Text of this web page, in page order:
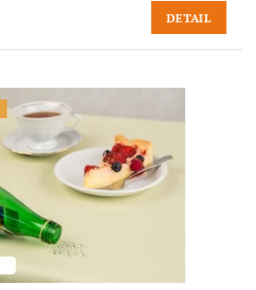
DETAIL